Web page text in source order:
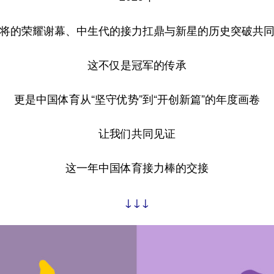
的荣耀谢幕、中生代的接力扛鼎与新星的历史突破共
这不仅是冠军的传承
更是中国体育从“坚守优势”到“开创新篇”的年度画卷
让我们共同见证
这一年中国体育接力棒的交接
↓↓↓